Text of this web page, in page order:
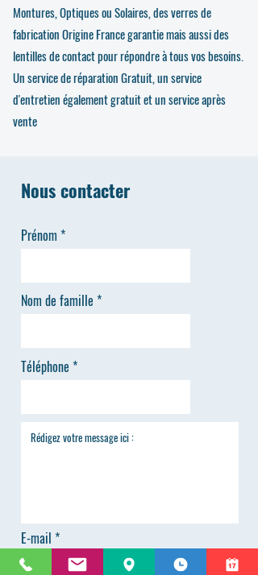
Montures, Optiques ou Solaires, des verres de
fabrication Origine France garantie mais aussi des
lentilles de contact pour répondre à tous vos besoins.
Un service de réparation Gratuit, un service
d'entretien également gratuit et un service après
vente
Nous contacter
Prénom
Nom de famille
Téléphone
E-mail